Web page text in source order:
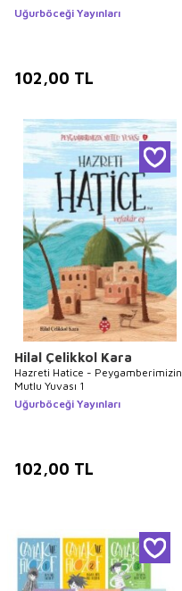
Uğurböceği Yayınları
102,00 TL
Hilal Çelikkol Kara
Hazreti Hatice - Peygamberimizin
Mutlu Yuvası 1
Uğurböceği Yayınları
102,00 TL